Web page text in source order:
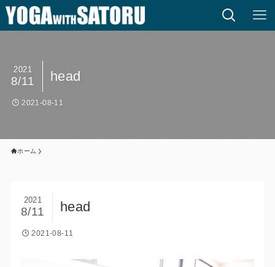
head
2021
8/11
2021-08-11
ホーム
head
2021
8/11
2021-08-11